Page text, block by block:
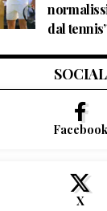
dal
SOCIAL
Facebook
X